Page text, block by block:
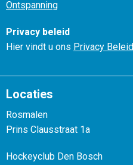
Ontspanning
Privacy beleid
Hier vindt u ons Privacy Beleid
Locaties
Rosmalen
Prins Clausstraat 1a
Hockeyclub Den Bosch